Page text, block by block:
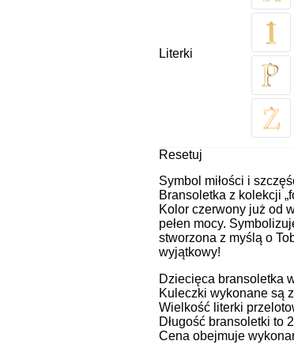
Literki
Resetuj
Symbol miłości i
Bransoletka z kolekcji
Kolor czerwony już od
pełen mocy.
stworzona z myślą o
wyjątkowy!
Dziecięca bransoletka
Kuleczki wykonane są
Wielkość literki
Długość bransoletki to
Cena obejmuje